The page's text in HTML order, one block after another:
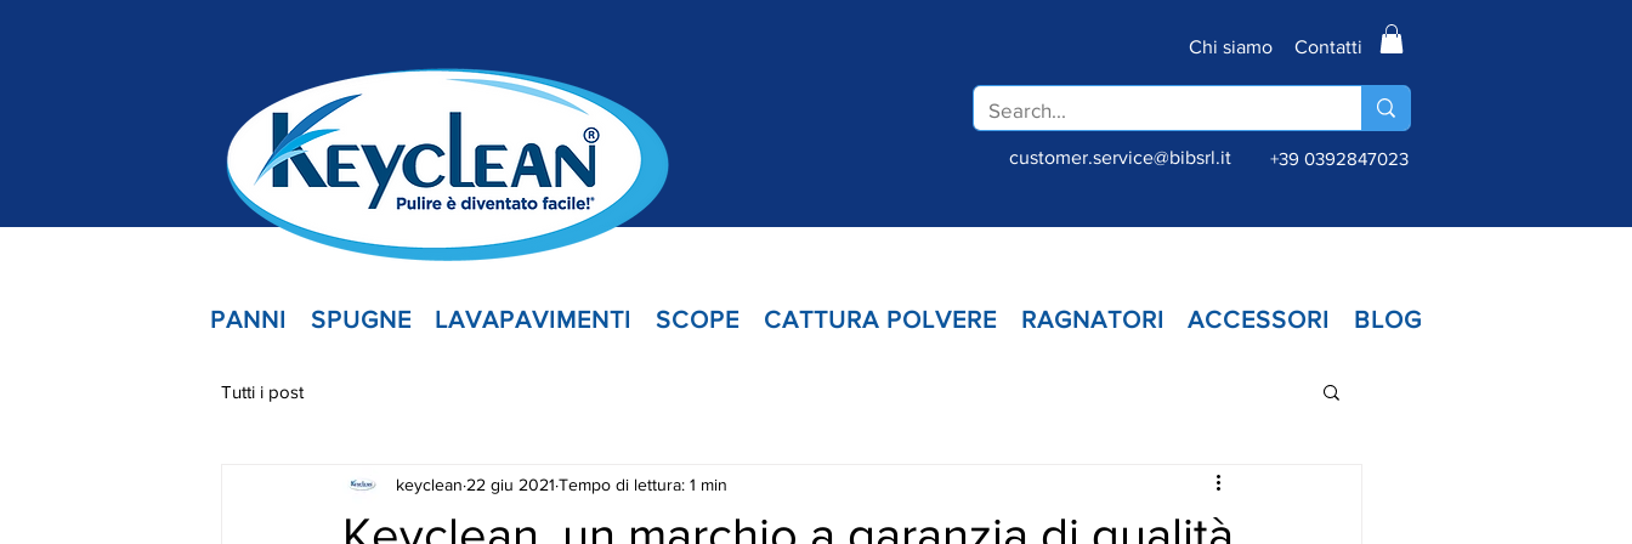
Chi siamo Contatti
customer.service@bibsrl.it +39 0392847023
PANNI SPUGNE LAVAPAVIMENTI SCOPE CATTURA POLVERE RAGNATORI ACCESSORI BLOG
Tutti i post
keyclean 22 giu 2021 Tempo di lettura: 1 min